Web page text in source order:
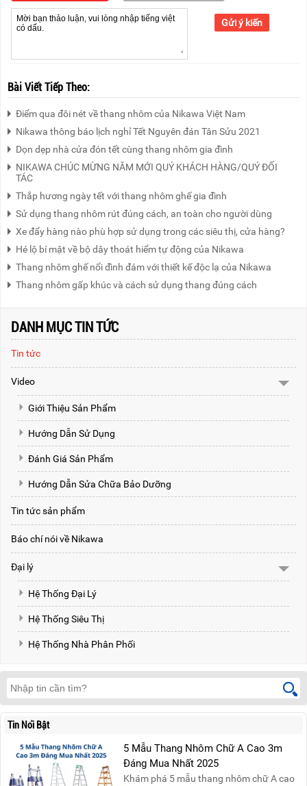
Gửi ý kiến
Bài Viết Tiếp Theo:
Điểm qua đôi nét về thang nhôm của Nikawa Việt Nam
Nikawa thông báo lịch nghỉ Tết Nguyên đán Tân Sửu 2021
Dọn dẹp nhà cửa đón tết cùng thang nhôm gia đình
NIKAWA CHÚC MỪNG NĂM MỚI QUÝ KHÁCH HÀNG/QUÝ ĐỐI
TÁC
Thắp hương ngày tết với thang nhôm ghế gia đình
Sử dụng thang nhôm rút đúng cách, an toàn cho người dùng
Xe đẩy hàng nào phù hợp sử dụng trong các siêu thị, cửa hàng?
Hé lộ bí mật về bộ dây thoát hiểm tự động của Nikawa
Thang nhôm ghế nổi đình đám với thiết kế độc lạ của Nikawa
Thang nhôm gấp khúc và cách sử dụng thang đúng cách
DANH MỤC TIN TỨC
Tin tức
Video
Giới Thiệu Sản Phẩm
Hướng Dẫn Sử Dụng
Đánh Giá Sản Phẩm
Hướng Dẫn Sửa Chữa Bảo Dưỡng
Tin tức sản phẩm
Báo chí nói về Nikawa
Đại lý
Hệ Thống Đại Lý
Hệ Thống Siêu Thị
Hệ Thống Nhà Phân Phối
Tin Nổi Bật
5 Mẫu Thang Nhôm Chữ A Cao 3m
Đáng Mua Nhất 2025
Khám phá 5 mẫu thang nhôm chữ A cao